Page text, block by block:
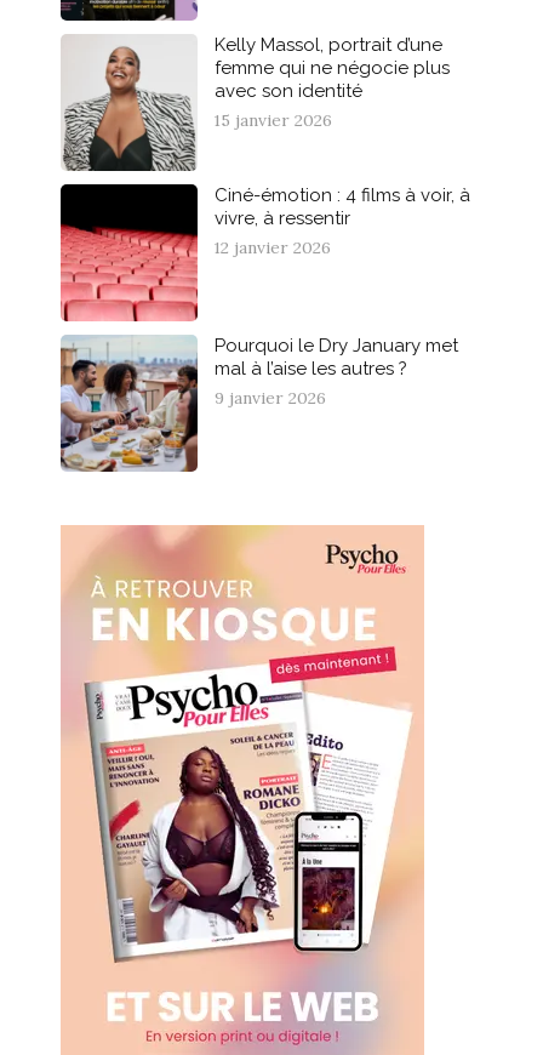
Kelly Massol, portrait d’une
femme qui ne négocie plus
avec son identité
15 janvier 2026
Ciné-émotion : 4 films à voir, à
vivre, à ressentir
12 janvier 2026
Pourquoi le Dry January met
mal à l’aise les autres ?
9 janvier 2026